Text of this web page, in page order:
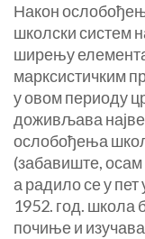
Након
школски систем
ширењу
марксистичким
у овом периоду
доживљава
ослобођења
(забавиште,
а радило се у
1952. год. школа
почиње и